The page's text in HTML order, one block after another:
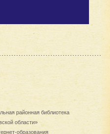
районная библиотека
области»
образования